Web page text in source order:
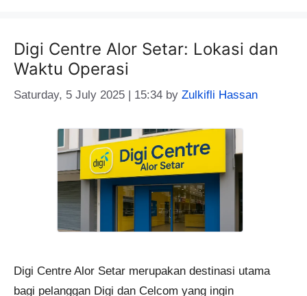
Digi Centre Alor Setar: Lokasi dan
Waktu Operasi
Saturday, 5 July 2025 | 15:34 by Zulkifli Hassan
Digi Centre Alor Setar merupakan destinasi utama
bagi pelanggan Digi dan Celcom yang ingin